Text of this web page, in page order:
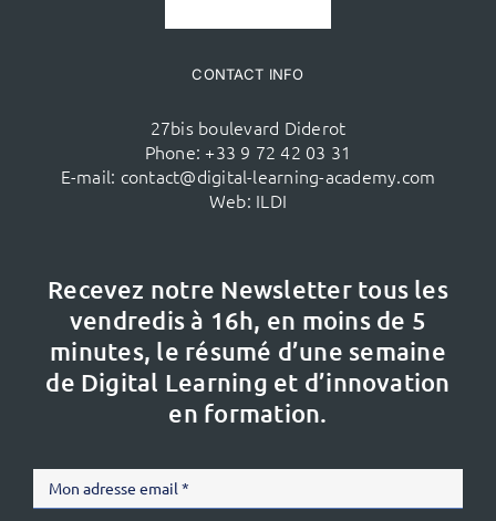
CONTACT INFO
27bis boulevard Diderot
Phone: +33 9 72 42 03 31
E-mail: contact@digital-learning-academy.com
Web: ILDI
Recevez notre Newsletter tous les
vendredis à 16h, en moins de 5
minutes, le résumé d’une semaine
de Digital Learning et d’innovation
en formation.